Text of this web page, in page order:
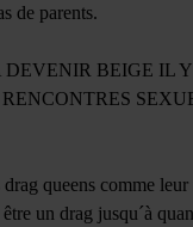
de parents.
BEIGE IL
queens comme
un drag jusqu´à